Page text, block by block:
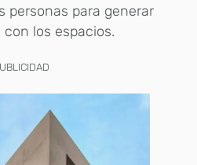
personas para generar
los espacios.